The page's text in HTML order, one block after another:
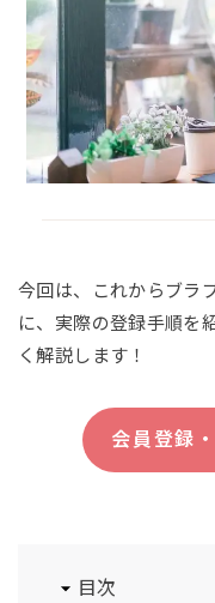
今回は、これからブラ
に、実際の登録手順を
く解説します！
会員登録
目次